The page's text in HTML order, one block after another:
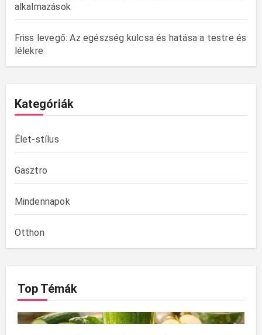
alkalmazások
Friss levegő: Az egészség kulcsa és hatása a testre és
lélekre
Kategóriák
Élet-stílus
Gasztro
Mindennapok
Otthon
Top Témák